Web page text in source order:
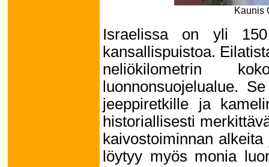
Kaunis
Israelissa on yli 150
kansallispuistoa.
neliökilometrin
luonnonsuojelualue.
jeeppiretkille ja
historiallisesti
kaivostoiminnan
löytyy myös monia